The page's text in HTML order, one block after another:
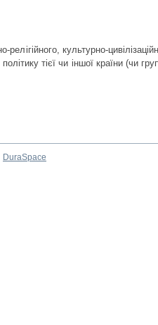
культурно-
тієї чи іншої країни (чи
DuraSpace